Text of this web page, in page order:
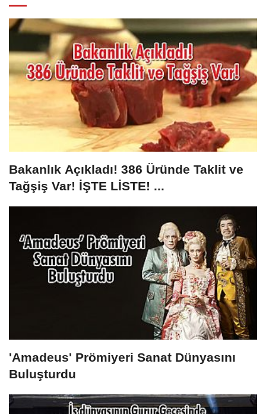
Bakanlık Açıkladı! 386 Üründe Taklit ve
Tağşiş Var! İŞTE LİSTE! ...
'Amadeus' Prömiyeri Sanat Dünyasını
Buluşturdu